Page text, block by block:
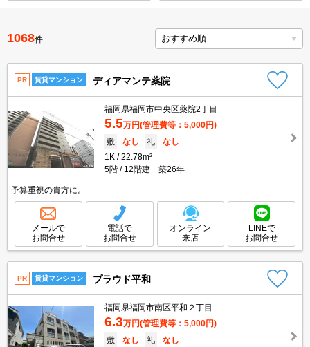
1068件
PR 賃貸マンション ディアマンテ薬院
福岡県福岡市中央区薬院2丁目
5.5万円(管理費等：5,000円)
敷
なし 礼
なし
1K
22.78m²
5階
12階建 築26年
予算重視の貴方に。
メールで
お問合せ
電話で
お問合せ
オンライン
来店
LINEで
お問合せ
PR 賃貸マンション プラウド平和
福岡県福岡市南区平和２丁目
6.3万円(管理費等：5,000円)
敷
なし 礼
なし